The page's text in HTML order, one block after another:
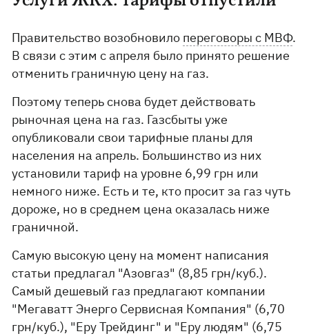
Правительство возобновило переговоры с МВФ.
В связи с этим с апреля было принято решение
отменить граничную цену на газ.
Поэтому теперь снова будет действовать
рыночная цена на газ. Газсбыты уже
опубликовали свои тарифные планы для
населения на апрель. Большинство из них
установили тариф на уровне 6,99 грн или
немного ниже. Есть и те, кто просит за газ чуть
дороже, но в среднем цена оказалась ниже
граничной.
Самую высокую цену на момент написания
статьи предлагал "Азовгаз" (8,85 грн/куб.).
Самый дешевый газ предлагают компании
"Мегаватт Энерго Сервисная Компания" (6,70
грн/куб.), "Еру Трейдинг" и "Еру людям" (6,75